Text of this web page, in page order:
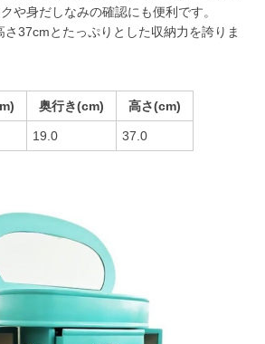
や身だしなみの確認にも便利です。
37cmとたっぷりとした収納力を誇りま
奥行き(cm) 高さ(cm)
19.0 37.0